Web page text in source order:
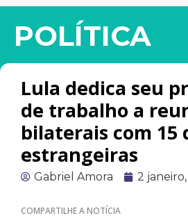
POLÍTICA
Lula dedica seu
de trabalho a
bilaterais com 15
estrangeiras
Gabriel Amora 2
COMPARTILHE A NOTÍCIA